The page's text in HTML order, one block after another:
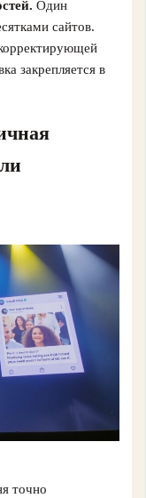
Один
сайтов.
закрепляется в
точно